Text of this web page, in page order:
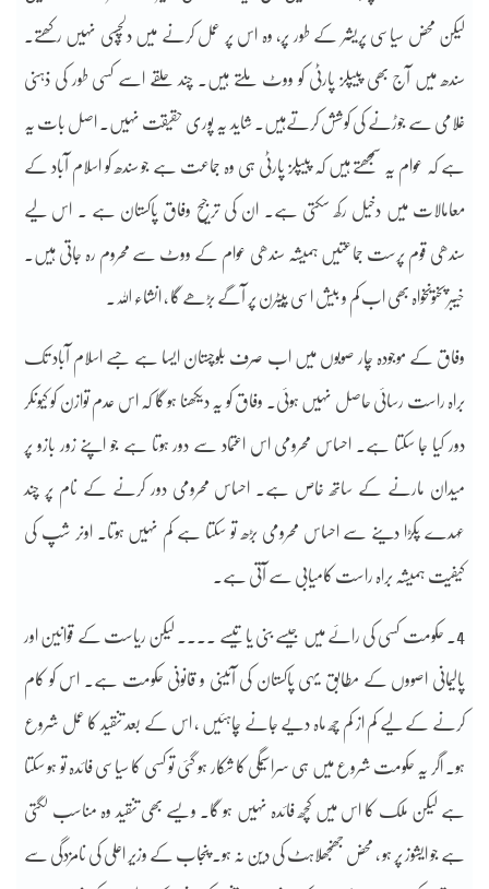
لیکن محض سیاسی پریشر کے طور پر، وہ اس پر عمل کرنے میں دلچسپی نہیں رکھتے۔
سندھ میں آج بھی پیپلز پارٹی کو ووٹ ملتے ہیں۔ چند حلقے اسے کسی طور کی ذہنی
غلامی سے جوڑنے کی کوشش کرتےہیں۔ شاید یہ پوری حقیقت نہیں۔ اصل بات یہ
ہے کہ عوام یہ سمجھتے ہیں کہ پیپلز پارٹی ہی وہ جماعت ہے جو سندھ کو اسلام آباد کے
معامالات میں دخیل رکھ سکتی ہے۔ ان کی ترجیح وفاق پاکستان ہے ۔ اس لیے
سندھی قوم پرست جماعتیں ہمیشہ سندھی عوام کے ووٹ سے محروم رہ جاتی ہیں۔
خیبر پختونخواہ بھی اب کم و بیش اسی پیٹرن پر آگے بڑھے گا ، انشاء اللہ۔
وفاق کے موجودہ چار صوبوں میں اب صرف بلوچستان ایسا ہے جسے اسلام آباد تک
براہ راست رسائی حاصل نہیں ہوئی۔ وفاق کو یہ دیکھنا ہو گا کہ اس عدم توازن کو کیونکر
دور کیا جا سکتا ہے۔ احساس محرومی اس اعتماد سے دور ہوتا ہے جو اپنے زور بازو پر
میدان مارنے کے ساتھ خاص ہے۔ احساس محرومی دور کرنے کے نام پر چند
عہدے پکڑا دینے سے احساس محرومی بڑھ تو سکتا ہے کم نہیں ہوتا۔ اونر شپ کی
کیفیت ہمیشہ براہ راست کامیابی سے آتی ہے۔
4۔ حکومت کسی کی رائے میں جیسے بنی یا تیسے ۔۔۔۔ لیکن ریاست کے قوانین اور
پالیمانی اصووں کے مطابق یہی پاکستان کی آئینی و قانونی حکومت ہے۔ اس کو کام
کرنے کے لیے کم از کم چھ ماہ دیے جانے چاہئیں ، اس کے بعد تنقید کا عمل شروع
ہو۔ اگر یہ حکومت شروع میں ہی سراسیمگی کا شکار ہو گئی تو کسی کا سیاسی فائدہ تو ہو سکتا
ہے لیکن ملک کا اس میں کچھ فائدہ نہیں ہو گا۔ ویسے بھی تنقید وہ مناسب لگتی
ہے جو ایشوز پر ہو ، محض جھنجھلاہٹ کی دین نہ ہو۔ پنجاب کے وزیر اعلی کی نامزدگی سے